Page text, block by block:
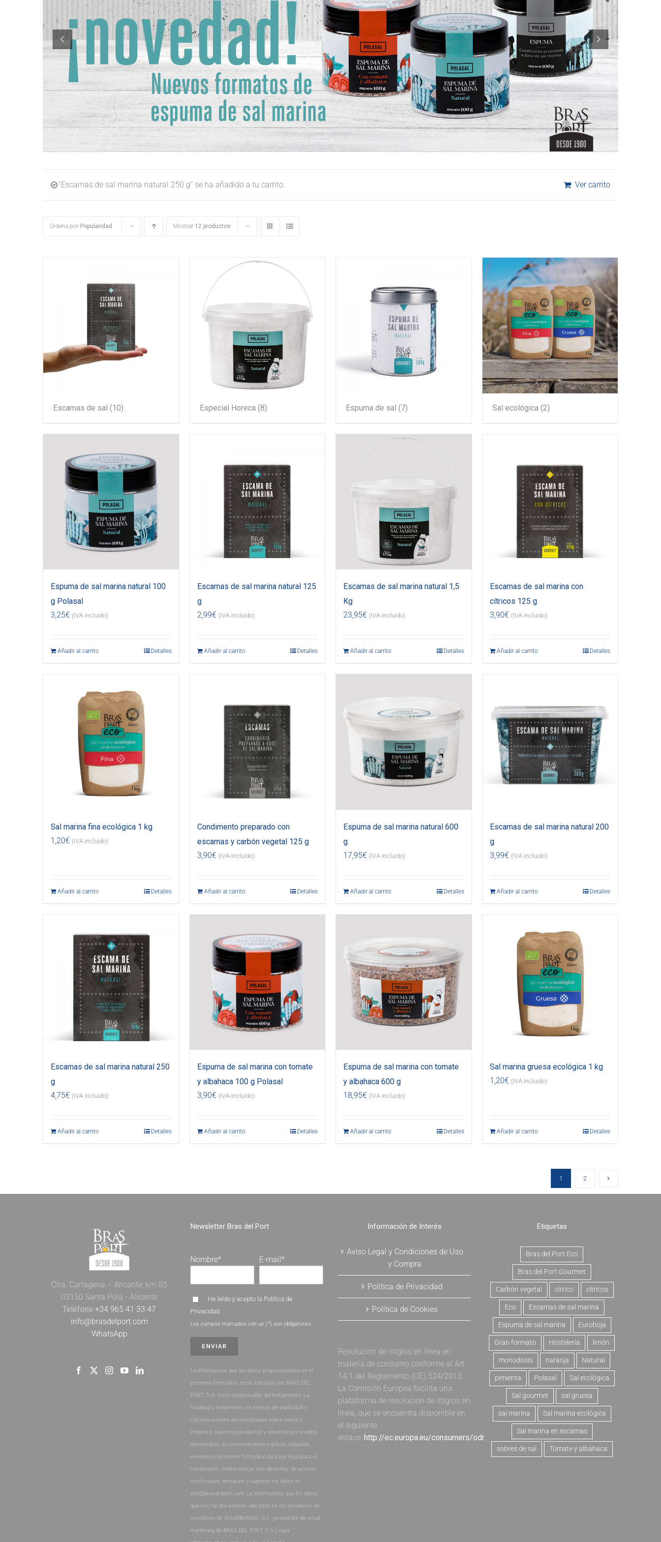
“Escamas de sal marina natural 250 g” se ha añadido a tu carrito. Ver carrito
Ordena por Popularidad Mostrar 12 productos
Escamas de sal (10) Especial Horeca (8) Espuma de sal (7) Sal ecológica (2)
Espuma de sal marina natural 100
g Polasal
3,25€ (IVA incluido)
Añadir al carrito Detalles
Escamas de sal marina natural 125
g
2,99€ (IVA incluido)
Añadir al carrito Detalles
Escamas de sal marina natural 1,5
Kg
23,95€ (IVA incluido)
Añadir al carrito Detalles
Escamas de sal marina con
cítricos 125 g
3,90€ (IVA incluido)
Añadir al carrito Detalles
Sal marina fina ecológica 1 kg
1,20€ (IVA incluido)
Añadir al carrito Detalles
Condimento preparado con
escamas y carbón vegetal 125 g
3,90€ (IVA incluido)
Añadir al carrito Detalles
Espuma de sal marina natural 600
g
17,95€ (IVA incluido)
Añadir al carrito Detalles
Escamas de sal marina natural 200
g
3,99€ (IVA incluido)
Añadir al carrito Detalles
Escamas de sal marina natural 250
g
4,75€ (IVA incluido)
Añadir al carrito Detalles
Espuma de sal marina con tomate
y albahaca 100 g Polasal
3,90€ (IVA incluido)
Añadir al carrito Detalles
Espuma de sal marina con tomate
y albahaca 600 g
18,95€ (IVA incluido)
Añadir al carrito Detalles
Sal marina gruesa ecológica 1 kg
1,20€ (IVA incluido)
Añadir al carrito Detalles
1 2
Ctra. Cartagena – Alicante, km 85
03130 Santa Pola - Alicante
Teléfono +34 965 41 33 47
info@brasdelport.com
WhatsApp
Newsletter Bras del Port
Nombre* E-mail*
He leído y acepto la Política de
Privacidad.
Los campos marcados con un (*) son obligatorios.
Le informamos que los datos proporcionados en el
presente formulario serán tratados por BRAS DEL
PORT, S.A. como responsable del tratamiento. La
finalidad y tratamiento es el envío de publicidad y
comunicaciones personalizadas sobre nuestra
empresa, nuestros productos y servicios por medios
electrónicos. El consentimiento explícito adquirido
enviando el presente formulario da base legal para el
tratamiento. Podrá ejercer sus derechos de acceso,
rectificación, limitación y suprimir los datos en
info@brasdelport.com. Le informamos que los datos
que nos facilita estarán ubicados en los servidores de
servidores de ACUMBAMAIL, S.L. (proveedor de email
marketing de BRAS DEL PORT, S.A.) cuya
Información de Interés
Aviso Legal y Condiciones de Uso
y Compra
Política de Privacidad
Política de Cookies
Resolución de litigios en línea en
materia de consumo conforme al Art.
14.1 del Reglamento (UE) 524/2013:
La Comisión Europea facilita una
plataforma de resolución de litigios en
línea, que se encuentra disponible en
el siguiente
enlace: http://ec.europa.eu/consumers/odr.
Etiquetas
Bras del Port Eco
Bras del Port Gourmet
Carbón vegetal cítrico cítricos
Eco Escamas de sal marina
Espuma de sal marina Eurohoja
Gran formato Hostelería limón
monodosis naranja Natural
pimienta Polasal Sal ecológica
Sal gourmet sal gruesa
sal marina Sal marina ecológica
Sal marina en escamas
sobres de sal Tomate y albahaca